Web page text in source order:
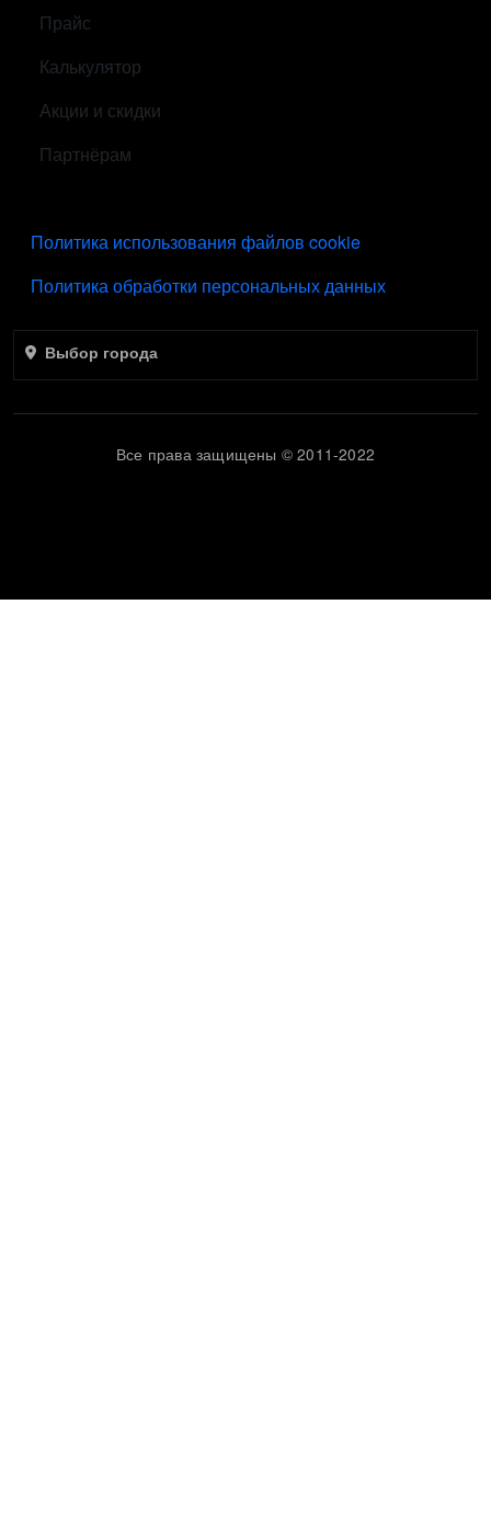
Прайс
Калькулятор
Акции и скидки
Партнёрам
Политика использования файлов cookie
Политика обработки персональных данных
Выбор города
Все права защищены © 2011-2022